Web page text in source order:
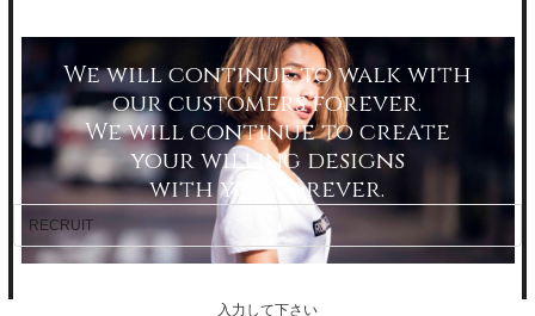
We will continue to walk with
our customers forever.
We will continue to create
your willing designs
with you forever.
RECRUIT
入力して下さい